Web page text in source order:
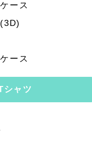
ース
ース
シャツ